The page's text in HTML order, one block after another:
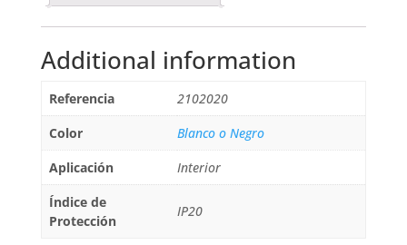
Additional information
Referencia
2102020
Color
Blanco o Negro
Aplicación
Interior
Índice de
Protección
IP20